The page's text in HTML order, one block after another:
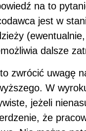
na to
jest w
dalsze
zwrócić uwagę
W
jeżeli
że